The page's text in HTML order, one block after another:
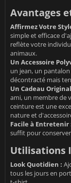
Avantages
Affirmez Votre
simple et efficace
reflète votre
animaux.
Un Accessoire
un jean, un
décontracté mais
Un Cadeau
ami, un membre de
ceinture est une
nature et
Facile à Entretenir
suffit pour
Utilisations
Look Quotidien :
tous les jours en